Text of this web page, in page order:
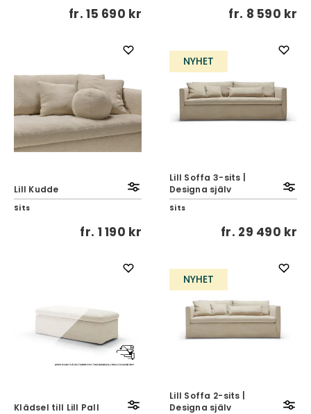
fr.15 690 kr fr. 8 590 kr
Lill Kudde
Sits
fr. 1 190 kr
NYHET
Lill Soffa 3-sits |
Designa själv
Sits
fr. 29 490 kr
Klädsel till Lill Pall
NYHET
Lill Soffa 2-sits |
Designa själv